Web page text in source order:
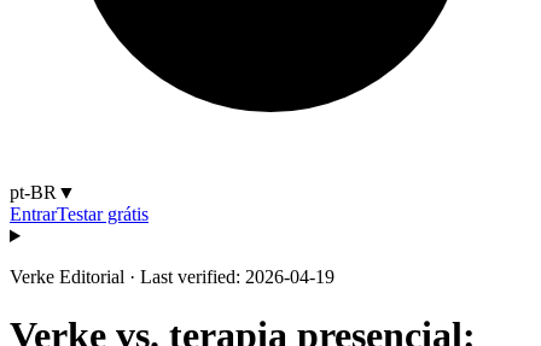
pt-BR ▼
EntrarTestar grátis
Verke Editorial · Last verified: 2026-04-19
Verke vs. terapia presencial: